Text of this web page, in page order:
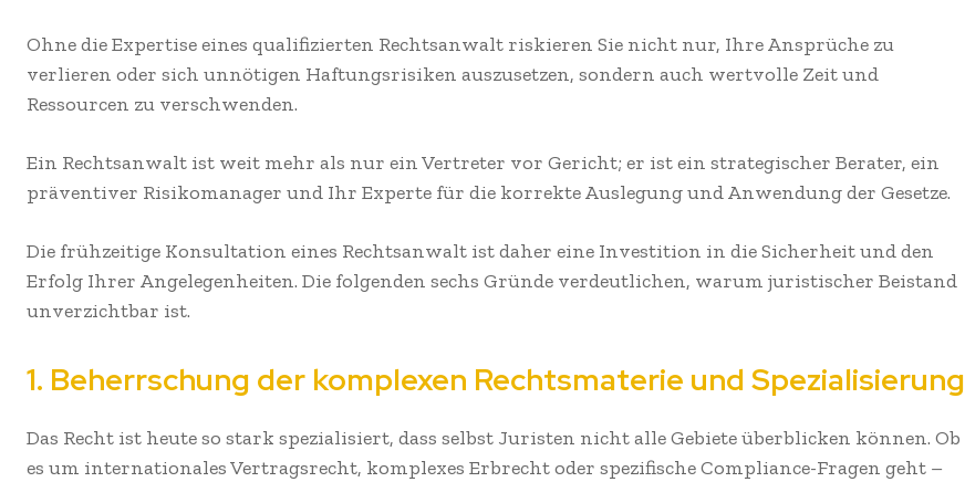
Ohne die Expertise eines qualifizierten Rechtsanwalt riskieren Sie nicht nur, Ihre Ansprüche zu
verlieren oder sich unnötigen Haftungsrisiken auszusetzen, sondern auch wertvolle Zeit und
Ressourcen zu verschwenden.
Ein Rechtsanwalt ist weit mehr als nur ein Vertreter vor Gericht; er ist ein strategischer Berater, ein
präventiver Risikomanager und Ihr Experte für die korrekte Auslegung und Anwendung der Gesetze.
Die frühzeitige Konsultation eines Rechtsanwalt ist daher eine Investition in die Sicherheit und den
Erfolg Ihrer Angelegenheiten. Die folgenden sechs Gründe verdeutlichen, warum juristischer Beistand
unverzichtbar ist.
1. Beherrschung der komplexen Rechtsmaterie und Spezialisierung
Das Recht ist heute so stark spezialisiert, dass selbst Juristen nicht alle Gebiete überblicken können. Ob
es um internationales Vertragsrecht, komplexes Erbrecht oder spezifische Compliance-Fragen geht –